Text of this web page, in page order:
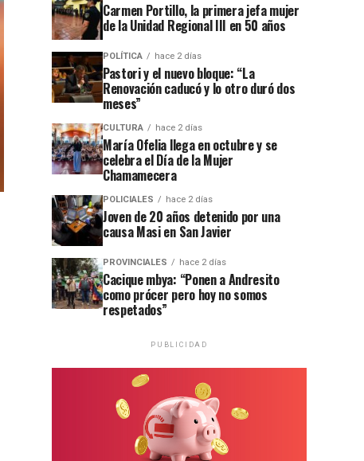
Carmen Portillo, la primera jefa mujer
de la Unidad Regional III en 50 años
POLÍTICA hace 2 días
Pastori y el nuevo bloque: “La
Renovación caducó y lo otro duró dos
meses”
CULTURA hace 2 días
María Ofelia llega en octubre y se
celebra el Día de la Mujer
Chamamecera
POLICIALES hace 2 días
Joven de 20 años detenido por una
causa Masi en San Javier
PROVINCIALES hace 2 días
Cacique mbya: “Ponen a Andresito
como prócer pero hoy no somos
respetados”
PUBLICIDAD